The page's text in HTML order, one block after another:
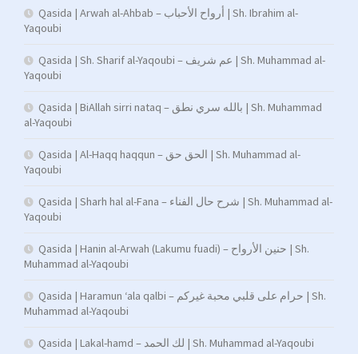
Qasida | Arwah al-Ahbab – أرواح الأحباب | Sh. Ibrahim al-
Yaqoubi
Qasida | Sh. Sharif al-Yaqoubi – عم شريف | Sh. Muhammad al-
Yaqoubi
Qasida | BiAllah sirri nataq – بالله سري نطق | Sh. Muhammad
al-Yaqoubi
Qasida | Al-Haqq haqqun – الحق حق | Sh. Muhammad al-
Yaqoubi
Qasida | Sharh hal al-Fana – شرح حال الفناء | Sh. Muhammad al-
Yaqoubi
Qasida | Hanin al-Arwah (Lakumu fuadi) – حنين الأرواح | Sh.
Muhammad al-Yaqoubi
Qasida | Haramun ‘ala qalbi – حرام على قلبي محبة غيركم | Sh.
Muhammad al-Yaqoubi
Qasida | Lakal-hamd – لك الحمد | Sh. Muhammad al-Yaqoubi